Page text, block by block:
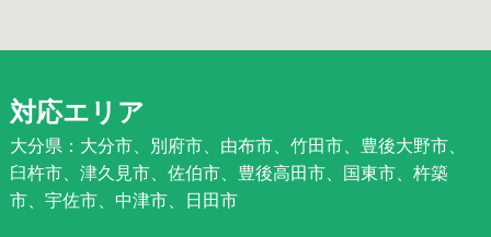
対応エリア
大分県：大分市、別府市、由布市、竹田市、豊後大野市、
臼杵市、津久見市、佐伯市、豊後高田市、国東市、杵築
市、宇佐市、中津市、日田市